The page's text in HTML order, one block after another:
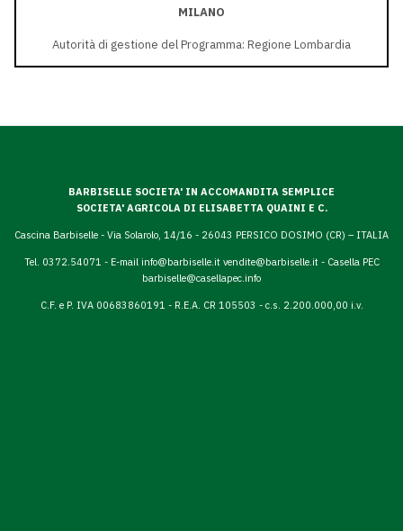
MILANO
Autorità di gestione del Programma: Regione Lombardia
BARBISELLE SOCIETA' IN ACCOMANDITA SEMPLICE
SOCIETA' AGRICOLA DI ELISABETTA QUAINI E C.
Cascina Barbiselle - Via Solarolo, 14/16 - 26043 PERSICO DOSIMO (CR) – ITALIA
Tel. 0372.54071 - E-mail info@barbiselle.it vendite@barbiselle.it - Casella PEC
barbiselle@casellapec.info
C.F. e P. IVA 00683860191 - R.E.A. CR 105503 - c.s. 2.200.000,00 i.v.